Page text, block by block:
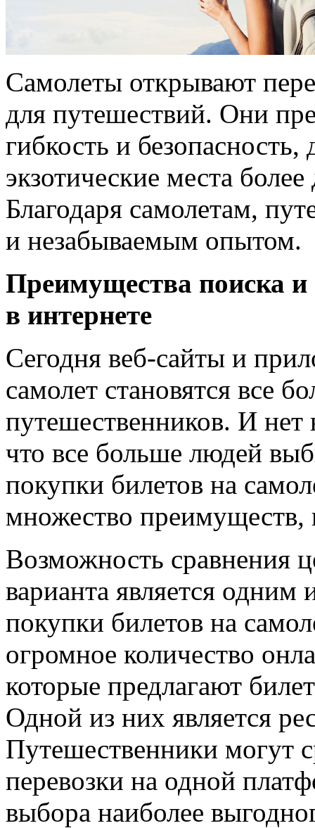
Самолеты открывают
для путешествий. Они
гибкость и безопасность,
экзотические места
Благодаря самолетам,
и незабываемым опытом.
Преимущества поиска и
в интернете
Сегодня веб-сайты и
самолет становятся все
путешественников. И нет
что все больше людей
покупки билетов на
множество преимуществ,
Возможность сравнения
варианта является
покупки билетов на
огромное количество
которые предлагают
Одной из них является
Путешественники могут
перевозки на одной
выбора наиболее